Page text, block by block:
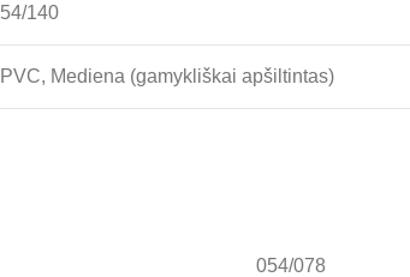
54/140
PVC, Mediena (gamykliškai apšiltintas)
054/078